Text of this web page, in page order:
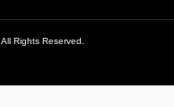
All Rights Reserved.